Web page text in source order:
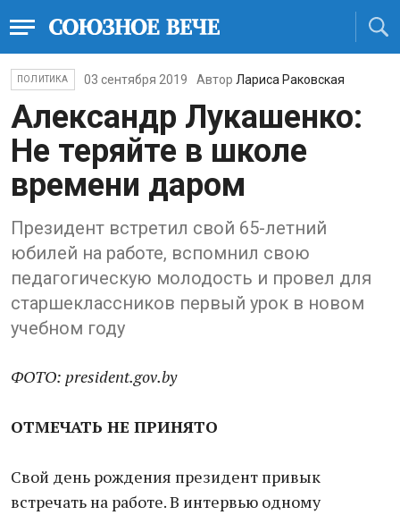
ПОЛИТИКА 03 сентября 2019 Автор Лариса Раковская
Александр Лукашенко:
Не теряйте в школе
времени даром
Президент встретил свой 65-летний
юбилей на работе, вспомнил свою
педагогическую молодость и провел для
старшеклассников первый урок в новом
учебном году
ФОТО: president.gov.by
ОТМЕЧАТЬ НЕ ПРИНЯТО
Свой день рождения президент привык
встречать на работе. В интервью одному